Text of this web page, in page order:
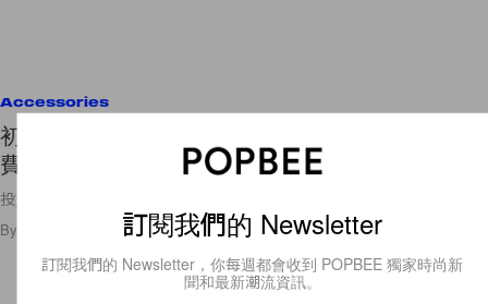
Accessories
初次購買名牌手袋？記緊這 5 個步驟才不會白白浪
費錢！
投資名牌時要更謹慎！
By 2020年6月24日
訂閱我們的 Newsletter
訂閱我們的 Newsletter，你每週都會收到 POPBEE 獨家時尚新
聞和最新潮流資訊。